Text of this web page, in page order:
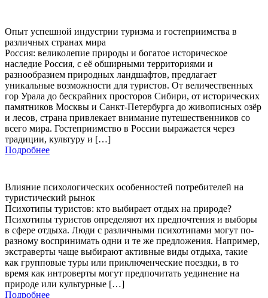
Опыт успешной индустрии туризма и гостеприимства в
различных странах мира
Россия: великолепие природы и богатое историческое
наследие Россия, с её обширными территориями и
разнообразием природных ландшафтов, предлагает
уникальные возможности для туристов. От величественных
гор Урала до бескрайних просторов Сибири, от исторических
памятников Москвы и Санкт-Петербурга до живописных озёр
и лесов, страна привлекает внимание путешественников со
всего мира. Гостеприимство в России выражается через
традиции, культуру и […]
Подробнее
Влияние психологических особенностей потребителей на
туристический рынок
Психотипы туристов: кто выбирает отдых на природе?
Психотипы туристов определяют их предпочтения и выборы
в сфере отдыха. Люди с различными психотипами могут по-
разному воспринимать одни и те же предложения. Например,
экстраверты чаще выбирают активные виды отдыха, такие
как групповые туры или приключенческие поездки, в то
время как интроверты могут предпочитать уединение на
природе или культурные […]
Подробнее